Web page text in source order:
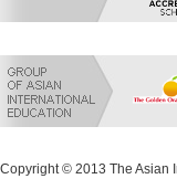
Copyright © 2013 The Asian